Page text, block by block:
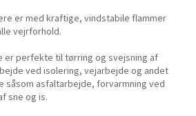
er med kraftige, vindstabile flammer
vejrforhold.
perfekte til tørring og svejsning af
ved isolering, vejarbejde og andet
asfaltarbejde, forvarmning ved
sne og is.